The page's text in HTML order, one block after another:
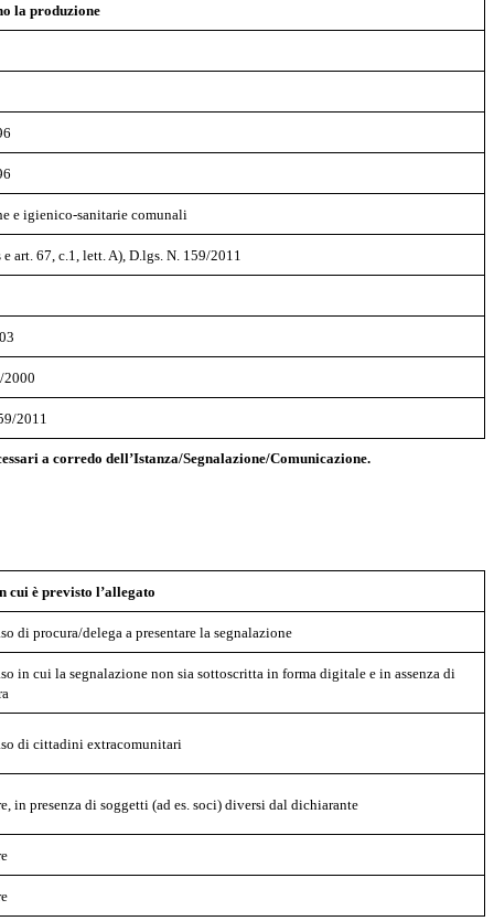
la produzione
e igienico-sanitarie comunali
art. 67, c.1, lett. A), D.lgs. N. 159/2011
2000
2011
a corredo dell’Istanza/Segnalazione/Comunicazione.
cui è previsto l’allegato
di procura/delega a presentare la segnalazione
in cui la segnalazione non sia sottoscritta in forma digitale e in assenza di
di cittadini extracomunitari
in presenza di soggetti (ad es. soci) diversi dal dichiarante